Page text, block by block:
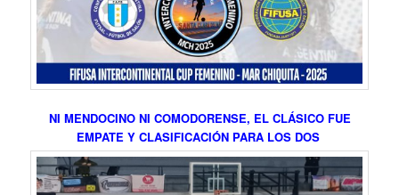
NI MENDOCINO NI COMODORENSE, EL CLÁSICO FUE
EMPATE Y CLASIFICACIÓN PARA LOS DOS